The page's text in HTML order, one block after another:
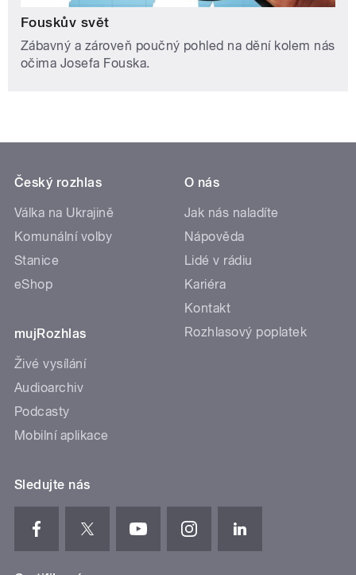
Fouskův svět
Zábavný a zároveň poučný pohled na dění kolem nás
očima Josefa Fouska.
Český rozhlas
Válka na Ukrajině
Komunální volby
Stanice
eShop
mujRozhlas
Živé vysílání
Audioarchiv
Podcasty
Mobilní aplikace
O nás
Jak nás naladíte
Nápověda
Lidé v rádiu
Kariéra
Kontakt
Rozhlasový poplatek
Sledujte nás